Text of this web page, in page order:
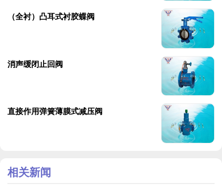
（全衬）凸耳式衬胶蝶阀
消声缓闭止回阀
直接作用弹簧薄膜式减压阀
相关新闻